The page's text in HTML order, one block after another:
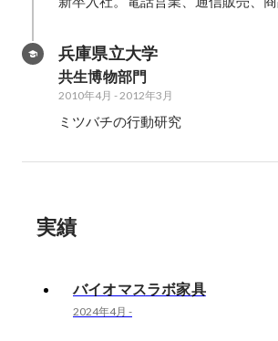
兵庫県立大学
共生博物部門
2010年4月 -2012年3月
ミツバチの行動研究
実績
バイオマスラボ家具
2024年4月 -